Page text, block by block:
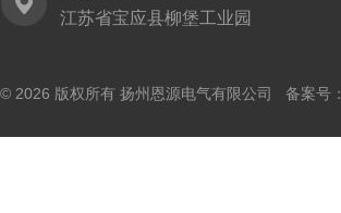
江苏省宝应县柳堡工业园
© 2026 版权所有 扬州恩源电气有限公司 备案号：